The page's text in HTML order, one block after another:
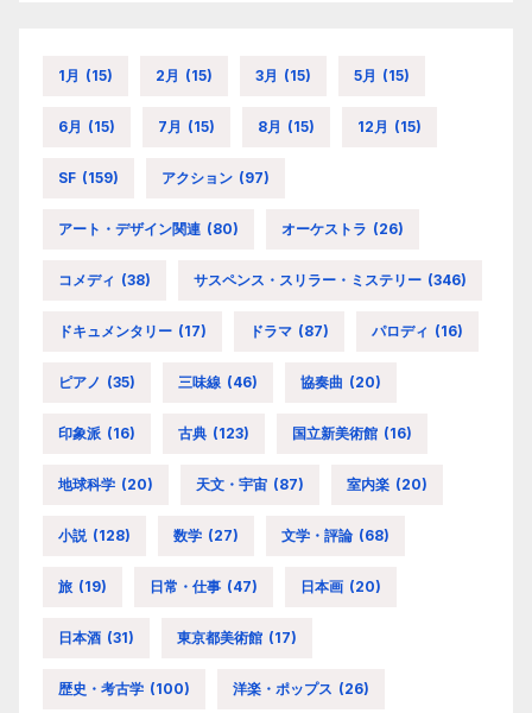
1月 (15) 2月 (15) 3月 (15) 5月 (15)
6月 (15) 7月 (15) 8月 (15) 12月 (15)
SF (159) アクション (97)
アート・デザイン関連 (80) オーケストラ (26)
コメディ (38) サスペンス・スリラー・ミステリー (346)
ドキュメンタリー (17) ドラマ (87) パロディ (16)
ピアノ (35) 三味線 (46) 協奏曲 (20)
印象派 (16) 古典 (123) 国立新美術館 (16)
地球科学 (20) 天文・宇宙 (87) 室内楽 (20)
小説 (128) 数学 (27) 文学・評論 (68)
旅 (19) 日常・仕事 (47) 日本画 (20)
日本酒 (31) 東京都美術館 (17)
歴史・考古学 (100) 洋楽・ポップス (26)